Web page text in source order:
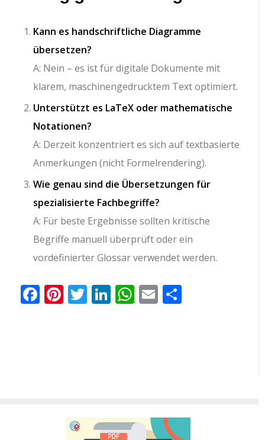
Kann es handschriftliche Diagramme
übersetzen?
A: Nein – es ist für digitale Dokumente mit
klarem, maschinengedrucktem Text optimiert.
Unterstützt es LaTeX oder mathematische
Notationen?
A: Derzeit konzentriert es sich auf textbasierte
Anmerkungen (nicht Formelrendering).
Wie genau sind die Übersetzungen für
spezialisierte Fachbegriffe?
A: Für beste Ergebnisse sollten kritische
Begriffe manuell überprüft oder ein
vordefinierter Glossar verwendet werden.
Facebook
Pinterest
Twitter
LinkedIn
WhatsApp
Email